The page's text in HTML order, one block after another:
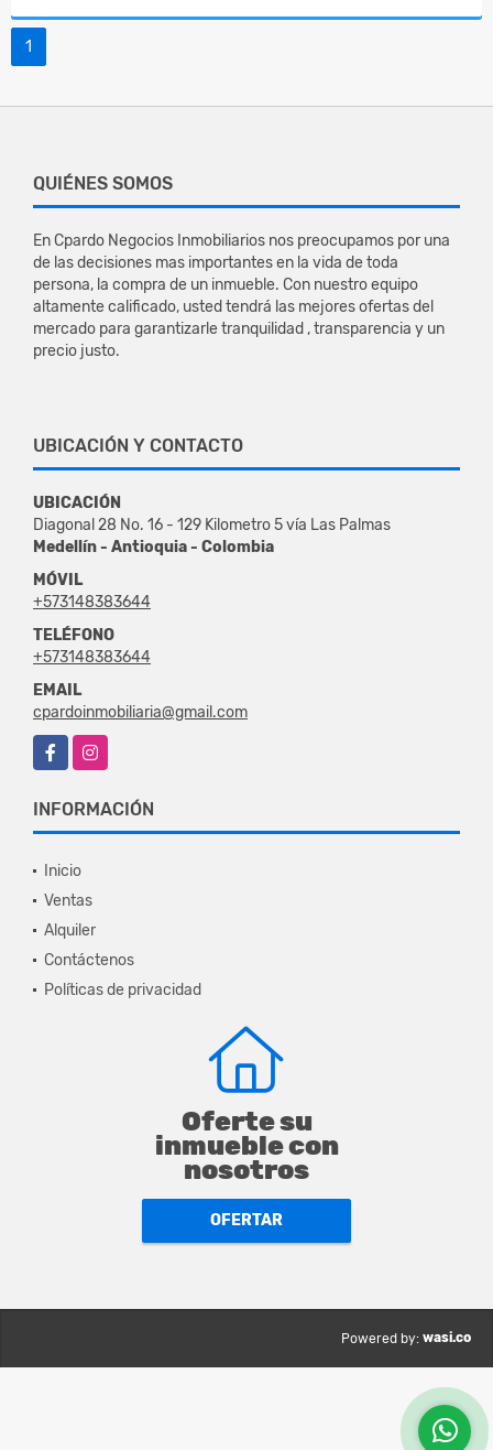
1
QUIÉNES SOMOS
En Cpardo Negocios Inmobiliarios nos preocupamos por una
de las decisiones mas importantes en la vida de toda
persona, la compra de un inmueble. Con nuestro equipo
altamente calificado, usted tendrá las mejores ofertas del
mercado para garantizarle tranquilidad , transparencia y un
precio justo.
UBICACIÓN Y CONTACTO
UBICACIÓN
Diagonal 28 No. 16 - 129 Kilometro 5 vía Las Palmas
Medellín - Antioquia - Colombia
MÓVIL
+573148383644
TELÉFONO
+573148383644
EMAIL
cpardoinmobiliaria@gmail.com
FacebookInstagram
INFORMACIÓN
Inicio
Ventas
Alquiler
Contáctenos
Políticas de privacidad
Oferte su
inmueble con
nosotros
OFERTAR
Powered by: wasi.co